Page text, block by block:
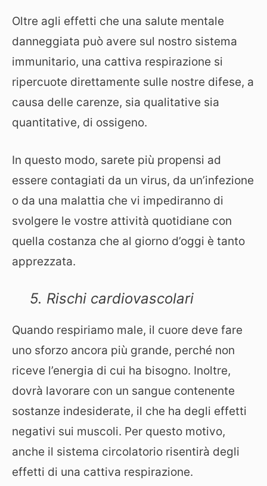
Oltre agli effetti che una salute mentale
danneggiata può avere sul nostro sistema
immunitario, una cattiva respirazione si
ripercuote direttamente sulle nostre difese, a
causa delle carenze, sia qualitative sia
quantitative, di ossigeno.
In questo modo, sarete più propensi ad
essere contagiati da un virus, da un’infezione
o da una malattia che vi impediranno di
svolgere le vostre attività quotidiane con
quella costanza che al giorno d’oggi è tanto
apprezzata.
5. Rischi cardiovascolari
Quando respiriamo male, il cuore deve fare
uno sforzo ancora più grande, perché non
riceve l’energia di cui ha bisogno. Inoltre,
dovrà lavorare con un sangue contenente
sostanze indesiderate, il che ha degli effetti
negativi sui muscoli. Per questo motivo,
anche il sistema circolatorio risentirà degli
effetti di una cattiva respirazione.